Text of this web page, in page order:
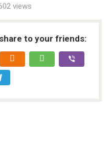
views
to your friends: